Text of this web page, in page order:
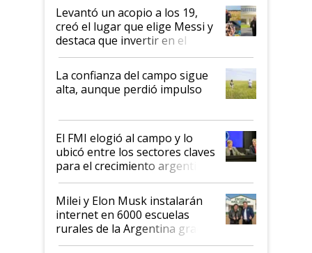
Levantó un acopio a los 19,
creó el lugar que elige Messi y
destaca que invertir en el
kirchnerismo era como "darle
plata a un hijo para droga":
Juan Félix Rossetti, el libertario
que de una dura crisis salió
de Milei
La confianza del campo sigue
alta, aunque perdió impulso
El FMI elogió al campo y lo
ubicó entre los sectores claves
para el crecimiento argentino
Milei y Elon Musk instalarán
internet en 6000 escuelas
rurales de la Argentina gracias
a un acuerdo con Starlink